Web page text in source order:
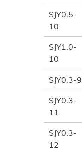
SJY0.5-
10
SJY1.0-
10
SJY0.3-9
SJY0.3-
11
SJY0.3-
12